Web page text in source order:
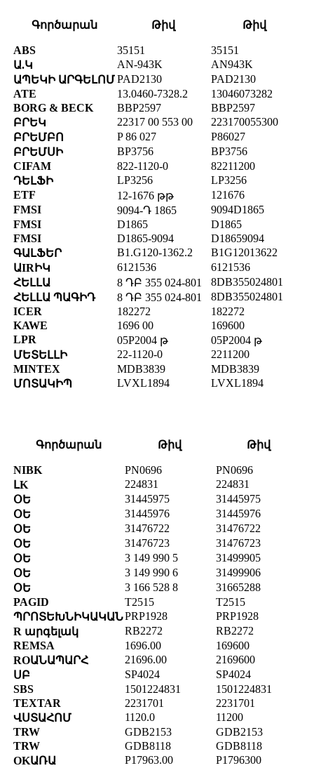
Գործարան Թիվ Թիվ
ABS 35151
35151
Ա.Կ
AN-943K
AN943K
ԱՊԵԿԻ ԱՐԳԵԼՈՄPAD2130
PAD2130
ATE
13.0460-7328.2
13046073282
BORG & BECK
BBP2597
BBP2597
ԲՐԵԿ
22317 00 553 00
223170055300
ԲՐԵՄԲՈ
P 86 027
P86027
ԲՐԵՄՍԻ
BP3756
BP3756
CIFAM
822-1120-0
82211200
ԴԵԼՖԻ
LP3256
LP3256
ETF
12-1676 թթ
121676
FMSI
9094-Դ 1865
9094D1865
FMSI
D1865
D1865
FMSI
D1865-9094
D18659094
ԳԱԼՖԵՐ
B1.G120-1362.2
B1G12013622
ԱIRԻԿ
6121536
6121536
ՀԵԼԼԱ
8 ԴԲ 355 024-801
8DB355024801
ՀԵԼԼԱ ՊԱԳԻԴ
8 ԴԲ 355 024-801
8DB355024801
ICER
182272
182272
KAWE
1696 00
169600
LPR
05P2004 թ
05P2004 թ
ՄԵՏԵԼԼԻ
22-1120-0
2211200
MINTEX
MDB3839
MDB3839
ՄՈՏԱԿԻՊ
LVXL1894 LVXL1894
Գործարան Թիվ Թիվ
NIBK PN0696
PN0696
ԼK
224831
224831
ՕԵ
31445975
31445975
ՕԵ
31445976
31445976
ՕԵ
31476722
31476722
ՕԵ
31476723
31476723
ՕԵ
3 149 990 5
31499905
ՕԵ
3 149 990 6
31499906
ՕԵ
3 166 528 8
31665288
PAGID
T2515
T2515
ՊՐՈՏԵԽՆԻԿԱԿԱՆPRP1928
PRP1928
R արգելակ
RB2272
RB2272
REMSA
1696.00
169600
ROԱՆԱՊԱՐՀ
21696.00
2169600
ՍԲ
SP4024
SP4024
SBS
1501224831
1501224831
TEXTAR
2231701
2231701
ՎՍՏԱՀՈՄ
1120.0
11200
TRW
GDB2153
GDB2153
TRW
GDB8118
GDB8118
OKԱՌԱ
P17963.00
P1796300